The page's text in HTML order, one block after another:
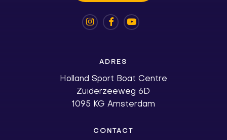
ADRES
Holland Sport Boat Centre
Zuiderzeeweg 6D
1095 KG Amsterdam
CONTACT